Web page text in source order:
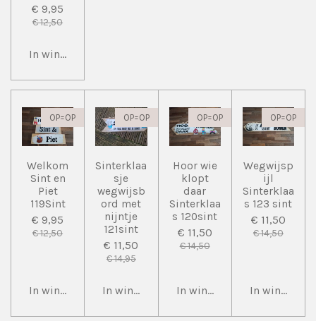
€ 9,95
€ 12,50
In winkelwagen
OP=OP
Welkom
Sint en
Piet
119Sint
€ 9,95
€ 12,50
In winkelwagen
OP=OP
Sinterklaa
sje
wegwijsb
ord met
nijntje
121sint
€ 11,50
€ 14,95
In winkelwagen
OP=OP
Hoor wie
klopt
daar
Sinterklaa
s 120sint
€ 11,50
€ 14,50
In winkelwagen
OP=OP
Wegwijsp
ijl
Sinterklaa
s 123 sint
€ 11,50
€ 14,50
In